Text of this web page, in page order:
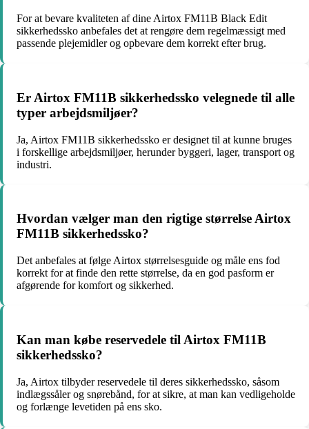
For at bevare kvaliteten af dine Airtox FM11B Black Edit
sikkerhedssko anbefales det at rengøre dem regelmæssigt med
passende plejemidler og opbevare dem korrekt efter brug.
Er Airtox FM11B sikkerhedssko velegnede til alle
typer arbejdsmiljøer?
Ja, Airtox FM11B sikkerhedssko er designet til at kunne bruges
i forskellige arbejdsmiljøer, herunder byggeri, lager, transport og
industri.
Hvordan vælger man den rigtige størrelse Airtox
FM11B sikkerhedssko?
Det anbefales at følge Airtox størrelsesguide og måle ens fod
korrekt for at finde den rette størrelse, da en god pasform er
afgørende for komfort og sikkerhed.
Kan man købe reservedele til Airtox FM11B
sikkerhedssko?
Ja, Airtox tilbyder reservedele til deres sikkerhedssko, såsom
indlægssåler og snørebånd, for at sikre, at man kan vedligeholde
og forlænge levetiden på ens sko.